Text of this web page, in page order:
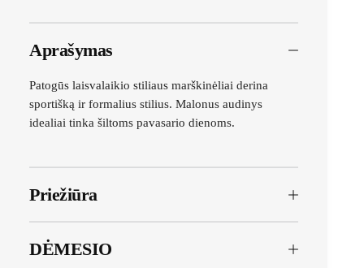
Aprašymas
Patogūs laisvalaikio stiliaus marškinėliai derina
sportišką ir formalius stilius. Malonus audinys
idealiai tinka šiltoms pavasario dienoms.
Priežiūra
DĖMESIO